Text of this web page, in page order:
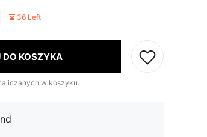
36 Left
DO KOSZYKA
w koszyku.